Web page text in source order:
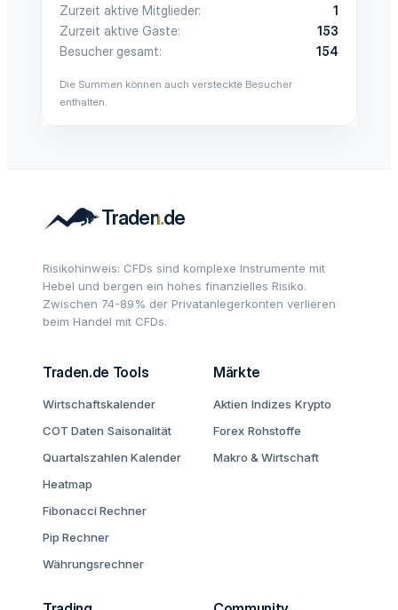
Zurzeit aktive Mitglieder
1
Zurzeit aktive Gäste
153
Besucher gesamt
154
Die Summen können auch versteckte Besucher
enthalten.
Risikohinweis: CFDs sind komplexe Instrumente mit
Hebel und bergen ein hohes finanzielles Risiko.
Zwischen 74-89% der Privatanlegerkonten verlieren
beim Handel mit CFDs.
Traden.de Tools
Wirtschaftskalender
COT Daten Saisonalität
Quartalszahlen Kalender
Heatmap
Fibonacci Rechner
Pip Rechner
Währungsrechner
Märkte
Aktien Indizes Krypto
Forex Rohstoffe
Makro & Wirtschaft